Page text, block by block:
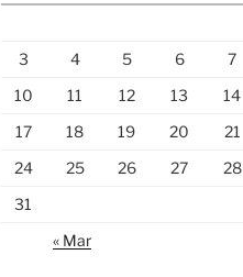
3
4 5 6 7
10
11 12 13 14
17
18 19 20 21
24
25 26 27 28
31
« Mar